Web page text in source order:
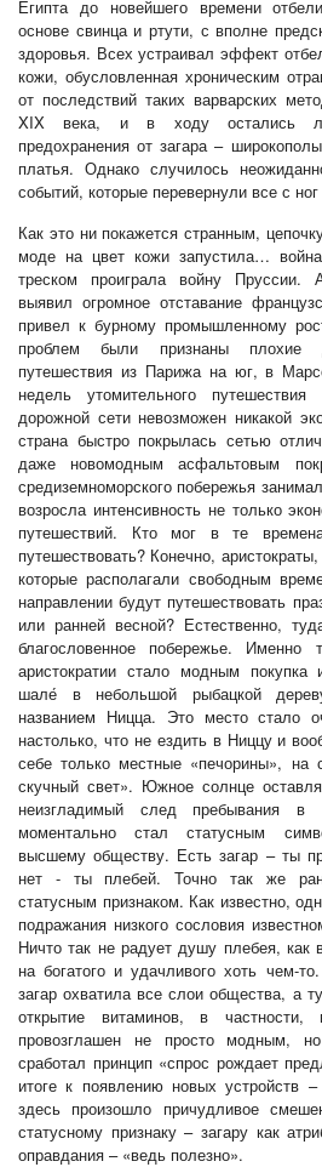
Египта до новейшего времени
основе свинца и ртути, с вполне
здоровья. Всех устраивал эффект
кожи, обусловленная хроническим
от последствий таких варварских
XIX века, и в ходу остались
предохранения от загара –
платья. Однако случилось
событий, которые перевернули все с
Как это ни покажется странным,
моде на цвет кожи запустила…
треском проиграла войну Пруссии.
выявил огромное отставание
привел к бурному промышленному
проблем были признаны плохие
путешествия из Парижа на юг, в
недель утомительного
дорожной сети невозможен никакой
страна быстро покрылась сетью
даже новомодным асфальтовым
средиземноморского побережья
возросла интенсивность не только
путешествий. Кто мог в те
путешествовать? Конечно,
которые располагали свободным
направлении будут путешествовать
или ранней весной? Естественно,
благословенное побережье. Именно
аристократии стало модным покупка
шале́ в небольшой рыбацкой
названием Ницца. Это место стало
настолько, что не ездить в Ниццу и
себе только местные «печорины», на
скучный свет». Южное солнце
неизгладимый след пребывания
моментально стал статусным
высшему обществу. Есть загар – ты
нет - ты плебей. Точно так же
статусным признаком. Как известно,
подражания низкого сословия
Ничто так не радует душу плебея, как
на богатого и удачливого хоть чем-
загар охватила все слои общества, а
открытие витаминов, в
провозглашен не просто модным,
сработал принцип «спрос рождает
итоге к появлению новых устройств
здесь произошло причудливое
статусному признаку – загару как
оправдания – «ведь полезно».